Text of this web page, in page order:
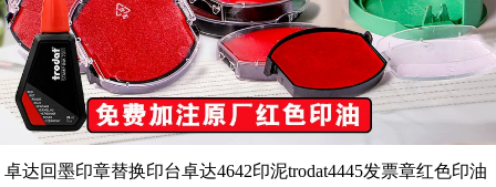
卓达回墨印章替换印台卓达4642印泥trodat4445发票章红色印油